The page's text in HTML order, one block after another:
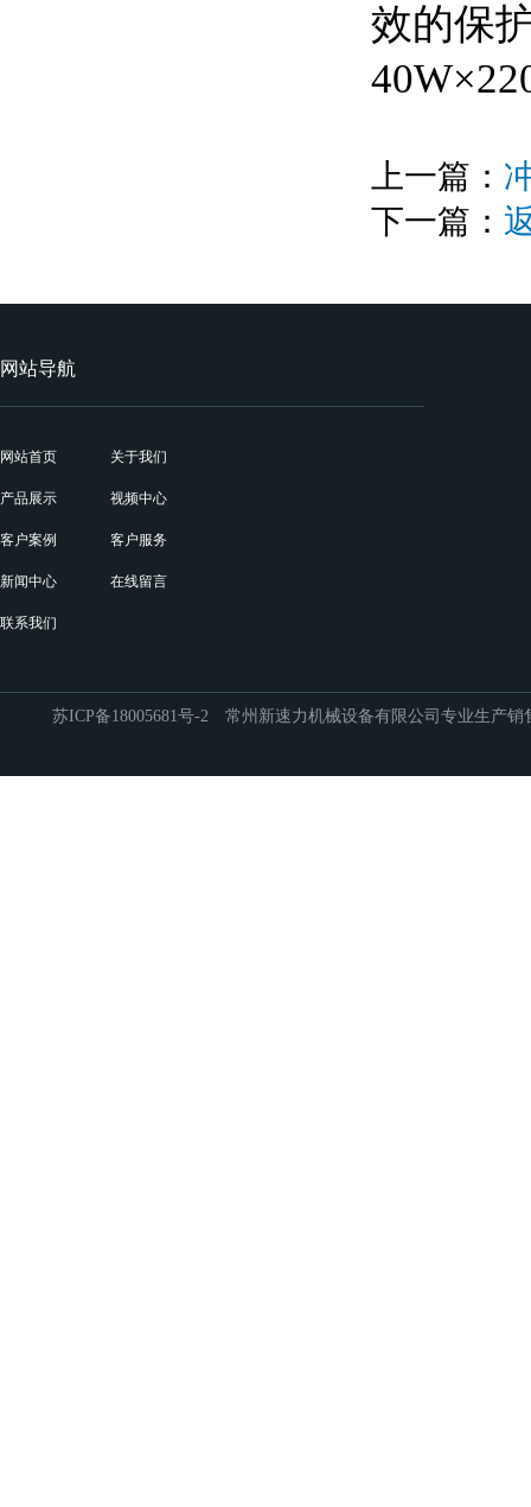
效的保
上一篇：
下一篇：
网站导航
网站首页 关于我们
产品展示 视频中心
客户案例 客户服务
新闻中心 在线留言
联系我们
苏ICP备18005681号-2 常州新速力机械设备有限公司专业生产销